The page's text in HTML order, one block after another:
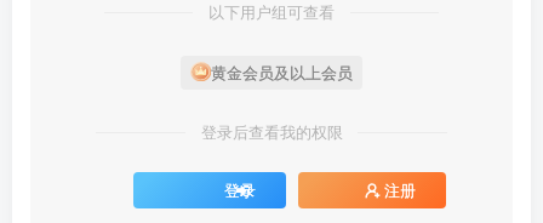
以下用户组可查看
黄金会员及以上会员
登录后查看我的权限
登录 注册